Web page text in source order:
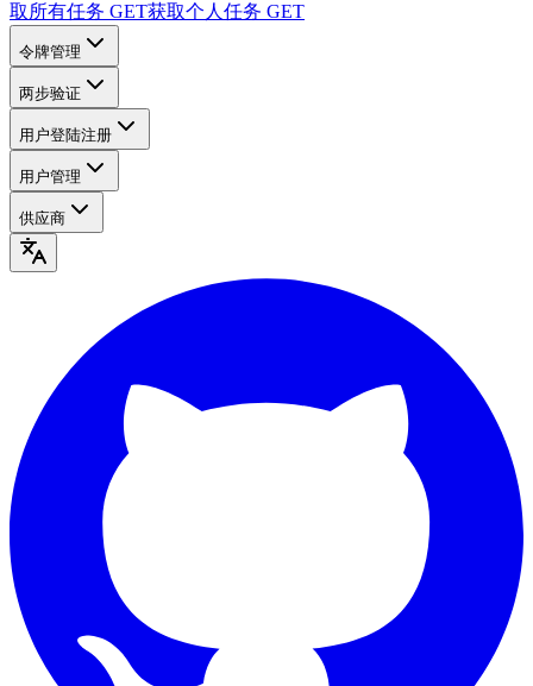
取所有任务 GET获取个人任务 GET
令牌管理
两步验证
用户登陆注册
用户管理
供应商